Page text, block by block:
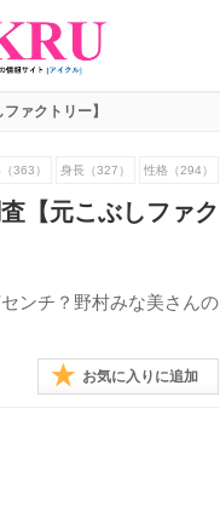
ァクトリー】
363） 身長（327） 性格（294）
【元こぶしファク
ンチ？野村みな美さんの
お気に入りに追加